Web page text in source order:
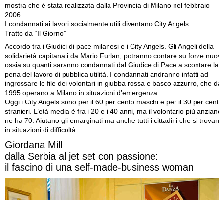
mostra che è stata realizzata dalla Provincia di Milano nel febbraio
2006.
I condannati ai lavori socialmente utili diventano City Angels
Tratto da “Il Giorno”
Accordo tra i Giudici di pace milanesi e i City Angels. Gli Angeli della
solidarietà capitanati da Mario Furlan, potranno contare su forze
ossia su quanti saranno condannati dal Giudice di Pace a scontare la
pena del lavoro di pubblica utilità. I condannati andranno infatti ad
ingrossare le file dei volontari in giubba rossa e basco azzurro, che
1995 operano a Milano in situazioni d’emergenza.
Oggi i City Angels sono per il 60 per cento maschi e per il 30 per
stranieri. L’età media è fra i 20 e i 40 anni, ma il volontario più
ne ha 70. Aiutano gli emarginati ma anche tutti i cittadini che si
in situazioni di difficoltà.
Giordana Mill
dalla Serbia al jet set con passione:
il fascino di una self-made-business woman